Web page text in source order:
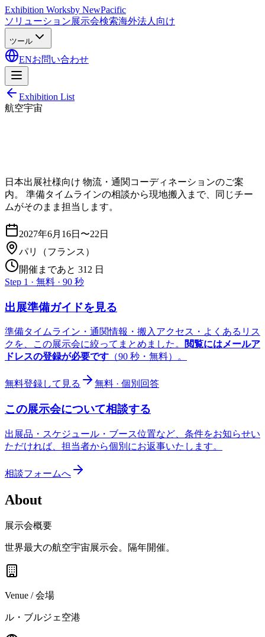
Exhibition Worksby NewPacific
ソリューション展示会検索海外法人向け
ツール
ENお問い合わせ
Exhibition List
航空宇宙
日本出展社様向け 物流・通関コーディネーションのご案
内。 準備タイムラインの相談から現地搬入まで、同じチー
ムがそのまま担当します。
2027年6月16日〜22日
パリ
（フランス）
開催まであと 312 日
Step 1 · 無料 · 90 秒
出展準備ガイドを見る
準備タイムライン・通関情報・搬入アクセス・よくあるリス
クを、この展示会に絞ってまとめました。
閲覧にはメールア
ドレスの登録が必要です （90 秒・無料）。
無料登録して見る 無料 · 個別回答
この展示会について相談する
出展品・スケジュール・ブース位置など、条件をお知らせい
ただければ、担当者から個別にお返事いたします。
相談フォームへ
About
展示会概要
世界最大の航空宇宙展示会。隔年開催。
Venue / 会場
ル・ブルジェ空港